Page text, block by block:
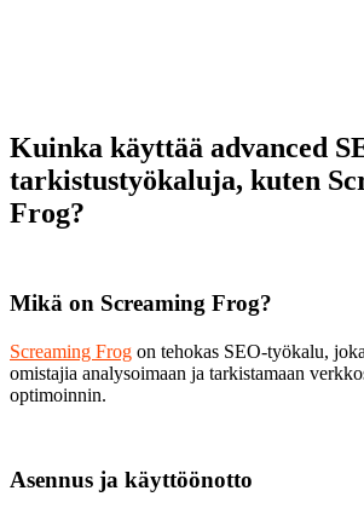
Kuinka käyttää advanced
tarkistustyökaluja, kuten
Frog?
Mikä on Screaming Frog?
Screaming Frog on tehokas SEO-työkalu,
omistajia analysoimaan ja tarkistamaan
optimoinnin.
Asennus ja käyttöönotto